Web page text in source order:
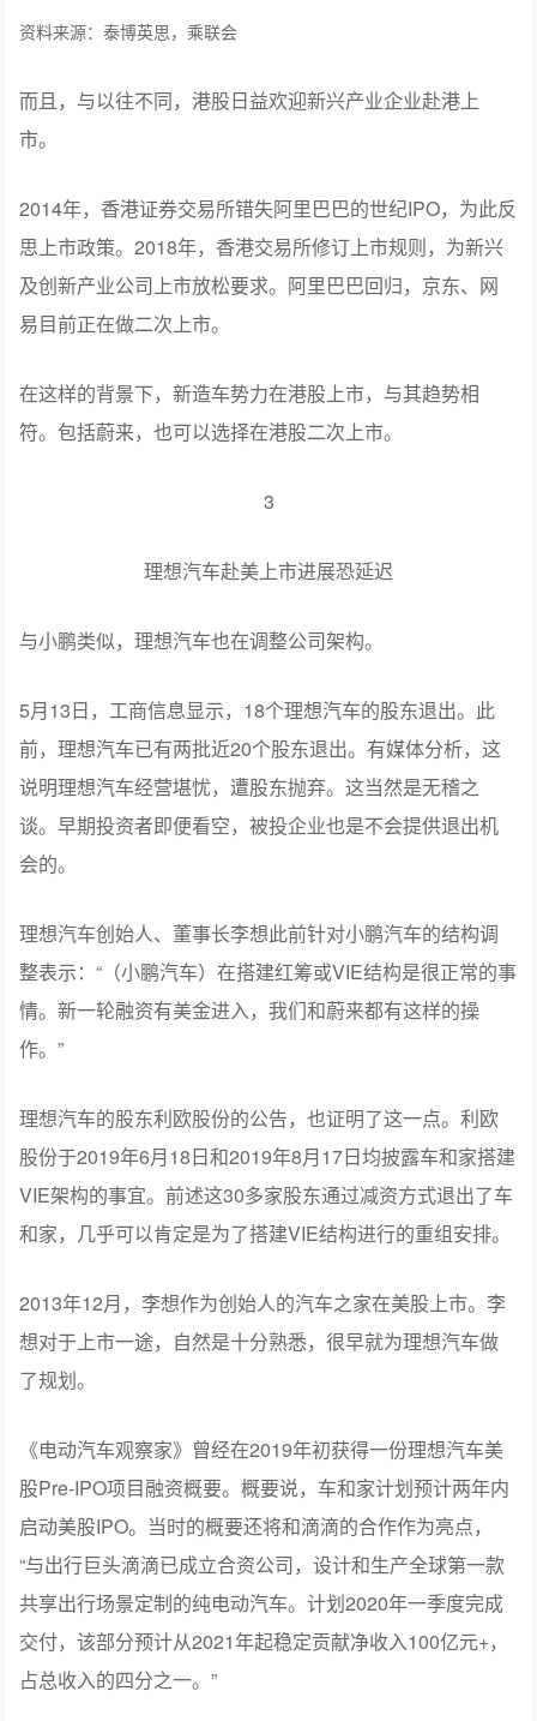
资料来源：泰博英思，乘联会
而且，与以往不同，港股日益欢迎新兴产业企业赴港上
市。
2014年，香港证券交易所错失阿里巴巴的世纪IPO，为此反
思上市政策。2018年，香港交易所修订上市规则，为新兴
及创新产业公司上市放松要求。阿里巴巴回归，京东、网
易目前正在做二次上市。
在这样的背景下，新造车势力在港股上市，与其趋势相
符。包括蔚来，也可以选择在港股二次上市。
3
理想汽车赴美上市进展恐延迟
与小鹏类似，理想汽车也在调整公司架构。
5月13日，工商信息显示，18个理想汽车的股东退出。此
前，理想汽车已有两批近20个股东退出。有媒体分析，这
说明理想汽车经营堪忧，遭股东抛弃。这当然是无稽之
谈。早期投资者即便看空，被投企业也是不会提供退出机
会的。
理想汽车创始人、董事长李想此前针对小鹏汽车的结构调
整表示：“（小鹏汽车）在搭建红筹或VIE结构是很正常的事
情。新一轮融资有美金进入，我们和蔚来都有这样的操
作。”
理想汽车的股东利欧股份的公告，也证明了这一点。利欧
股份于2019年6月18日和2019年8月17日均披露车和家搭建
VIE架构的事宜。前述这30多家股东通过减资方式退出了车
和家，几乎可以肯定是为了搭建VIE结构进行的重组安排。
2013年12月，李想作为创始人的汽车之家在美股上市。李
想对于上市一途，自然是十分熟悉，很早就为理想汽车做
了规划。
《电动汽车观察家》曾经在2019年初获得一份理想汽车美
股Pre-IPO项目融资概要。概要说，车和家计划预计两年内
启动美股IPO。当时的概要还将和滴滴的合作作为亮点，
“与出行巨头滴滴已成立合资公司，设计和生产全球第一款
共享出行场景定制的纯电动汽车。计划2020年一季度完成
交付，该部分预计从2021年起稳定贡献净收入100亿元+，
占总收入的四分之一。”